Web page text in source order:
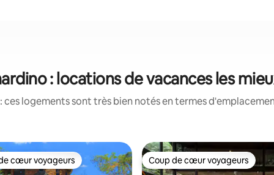
: locations de vacances les
ces logements sont très bien notés en termes
cœur voyageurs les plus appréciés
cœur voyageurs Coup de cœur voyageurs
Coup de cœur voyageurs